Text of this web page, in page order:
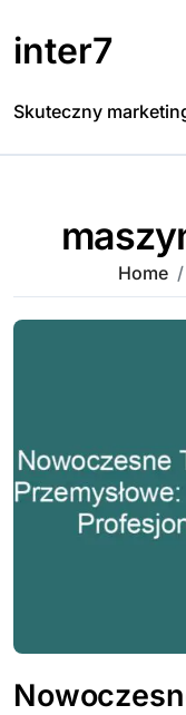
to
content
inter7
Skuteczny
Home